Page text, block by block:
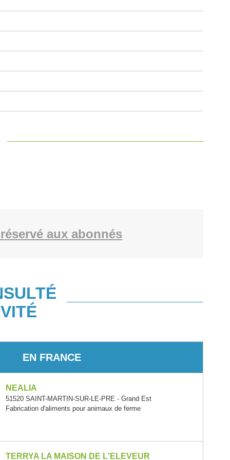
aux abonnés
EN FRANCE
NEALIA
51520 SAINT-MARTIN-SUR-LE-PRE - Grand Est
Fabrication d'aliments pour animaux de ferme
TERRYA LA MAISON DE L'ELEVEUR